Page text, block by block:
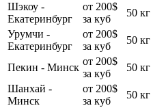
Шэкоу -
Екатеринбург
от 200$
за куб
50 кг
Урумчи -
Екатеринбург
от 200$
за куб
50 кг
Пекин - Минск
от 200$
за куб
50 кг
Шанхай -
Минск
от 200$
за куб
50 кг